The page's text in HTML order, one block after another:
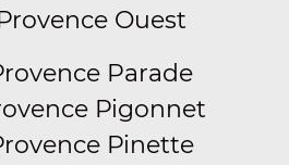
Ouest
Parade
Pigonnet
Pinette